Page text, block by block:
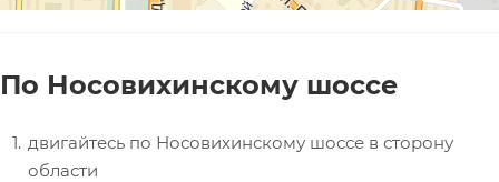
По Носовихинскому шоссе
двигайтесь по Носовихинскому шоссе в сторону
области